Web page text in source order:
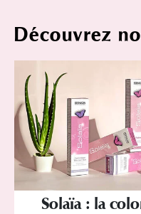
Découvrez
Solaïa : la